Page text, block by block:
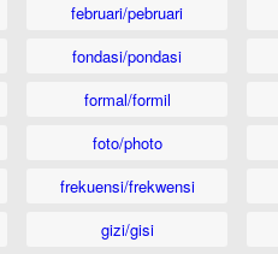
februari/pebruari
fondasi/pondasi
formal/formil
foto/photo
frekuensi/frekwensi
gizi/gisi